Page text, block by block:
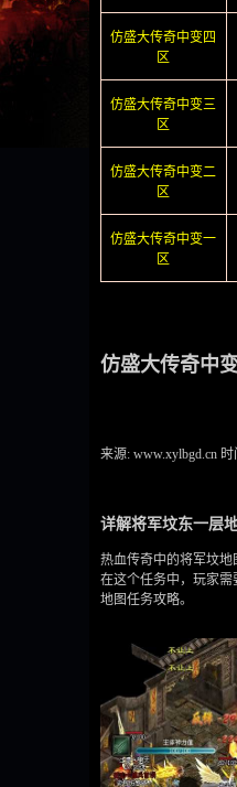
仿盛大传奇中变四
区
仿盛大传奇中变三
区
仿盛大传奇中变二
区
仿盛大传奇中变一
区
仿盛大传奇中
来源: www.xylbgd.cn 时
详解将军坟东一层
热血传奇中的将军坟
在这个任务中，玩家
地图任务攻略。